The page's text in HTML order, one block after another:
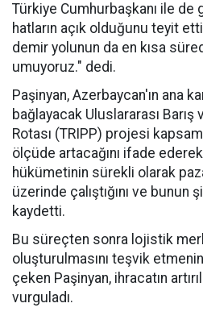
Türkiye Cumhurbaşkanı ile de
hatların açık olduğunu teyit
demir yolunun da en kısa
umuyoruz." dedi.
Paşinyan, Azerbaycan'ın ana
bağlayacak Uluslararası Barış
Rotası (TRIPP) projesi
ölçüde artacağını ifade
hükümetinin sürekli olarak
üzerinde çalıştığını ve
kaydetti.
Bu süreçten sonra lojistik
oluşturulmasını teşvik
çeken Paşinyan, ihracatın
vurguladı.